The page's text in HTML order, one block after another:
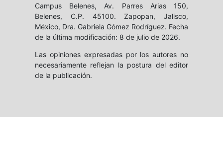
Campus Belenes, Av. Parres Arias 150,
Belenes, C.P. 45100. Zapopan, Jalisco,
México, Dra. Gabriela Gómez Rodríguez. Fecha
de la última modificación: 8 de julio de 2026.
Las opiniones expresadas por los autores no
necesariamente reflejan la postura del editor
de la publicación.